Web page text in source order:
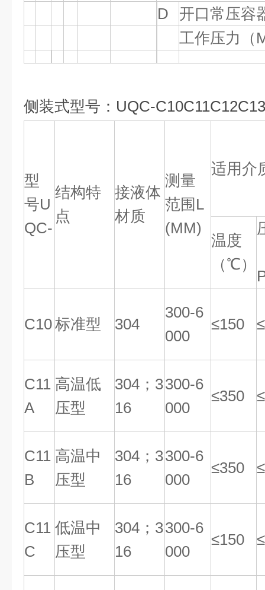
D
开口常压容
工作压力（
侧装式型号：UQC-
型
号U
QC-
结构特
点
接液体
材质
测量
范围L
(MM)
适用介
温度
（℃）
C10标准型 304
300-6
000
≤150
C11
A
高温低
压型
304；3
16
300-6
000
≤350
C11
B
高温中
压型
304；3
16
300-6
000
≤350
C11
C
低温中
压型
304；3
16
300-6
000
≤150